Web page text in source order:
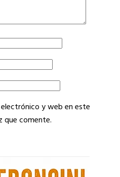
y web en este
que comente.